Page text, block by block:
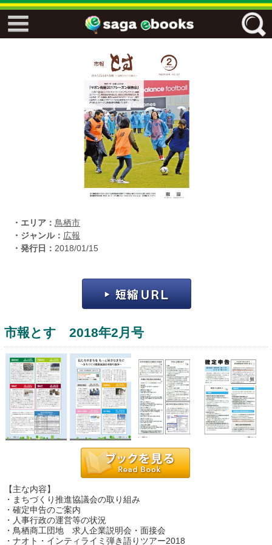
フリーワード
ジャンル
エリア
・エリア： 鳥栖市
・ジャンル： 広報
・発行日： 2018/01/15
市報とす 2018年2月号
【主な内容】
・まちづくり推進協議会の取り組み
・確定申告のご案内
・人事行政の運営等の状況
・鳥栖商工団地 求人企業説明会・面接会
・ナオト・インティライミ弾き語りツアー2018
↓↓ ebooks専用本棚 ↓↓
運営：福博印刷
saga ebooksとは
よくある質問
サイトマップ
お問い合わせ